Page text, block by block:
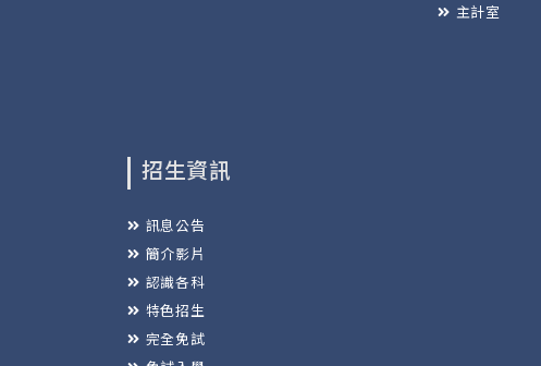
主計室
招生資訊
訊息公告
簡介影片
認識各科
特色招生
完全免試